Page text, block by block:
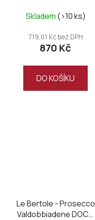
Skladem (>10 ks)
719,01 Kč bez DPH
870 Kč
DO KOŠÍKU
Le Bertole - Prosecco
Valdobbiadene DOCG